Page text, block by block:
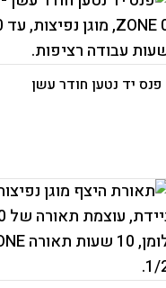
פנס יד נטען חודר עשן